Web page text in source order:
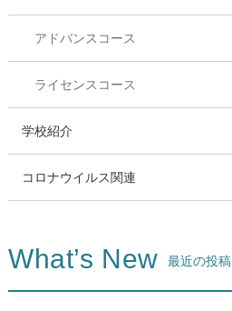
アドバンスコース
ライセンスコース
学校紹介
コロナウイルス関連
What’s New 最近の投稿